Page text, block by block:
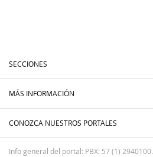
SECCIONES
MÁS INFORMACIÓN
CONOZCA NUESTROS PORTALES
Info general del portal: PBX: 57 (1) 2940100.